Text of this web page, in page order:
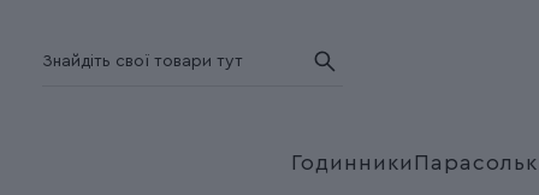
Годинники